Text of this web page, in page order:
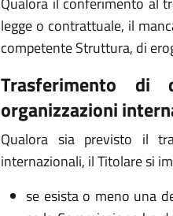
legge o contrattuale, il
competente Struttura, di
Trasferimento
organizzazioni
Qualora sia previsto il
internazionali, il Titolare si
se esista o meno una